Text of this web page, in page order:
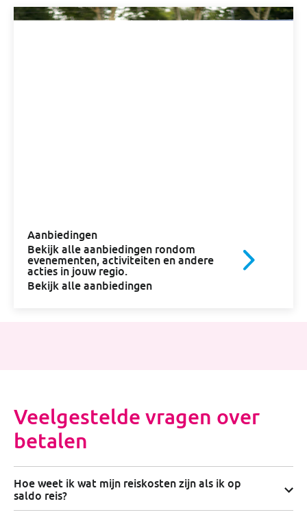
Aanbiedingen
Bekijk alle aanbiedingen rondom
evenementen, activiteiten en andere
acties in jouw regio.
Bekijk alle aanbiedingen
Veelgestelde vragen over
betalen
Hoe weet ik wat mijn reiskosten zijn als ik op
saldo reis?